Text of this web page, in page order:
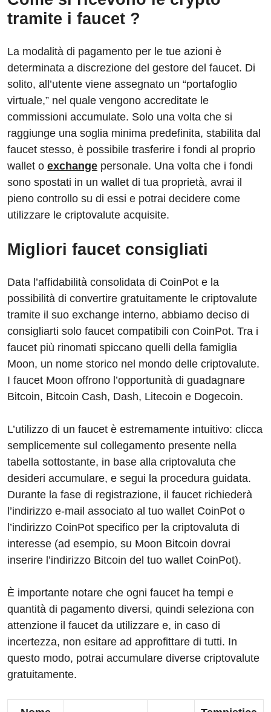
tramite i faucet ?
La modalità di pagamento per le tue azioni è
determinata a discrezione del gestore del faucet. Di
solito, all’utente viene assegnato un “portafoglio
virtuale,” nel quale vengono accreditate le
commissioni accumulate. Solo una volta che si
raggiunge una soglia minima predefinita, stabilita dal
faucet stesso, è possibile trasferire i fondi al proprio
wallet o exchange personale. Una volta che i fondi
sono spostati in un wallet di tua proprietà, avrai il
pieno controllo su di essi e potrai decidere come
utilizzare le criptovalute acquisite.
Migliori faucet consigliati
Data l’affidabilità consolidata di CoinPot e la
possibilità di convertire gratuitamente le criptovalute
tramite il suo exchange interno, abbiamo deciso di
consigliarti solo faucet compatibili con CoinPot. Tra i
faucet più rinomati spiccano quelli della famiglia
Moon, un nome storico nel mondo delle criptovalute.
I faucet Moon offrono l’opportunità di guadagnare
Bitcoin, Bitcoin Cash, Dash, Litecoin e Dogecoin.
L’utilizzo di un faucet è estremamente intuitivo: clicca
semplicemente sul collegamento presente nella
tabella sottostante, in base alla criptovaluta che
desideri accumulare, e segui la procedura guidata.
Durante la fase di registrazione, il faucet richiederà
l’indirizzo e-mail associato al tuo wallet CoinPot o
l’indirizzo CoinPot specifico per la criptovaluta di
interesse (ad esempio, su Moon Bitcoin dovrai
inserire l’indirizzo Bitcoin del tuo wallet CoinPot).
È importante notare che ogni faucet ha tempi e
quantità di pagamento diversi, quindi seleziona con
attenzione il faucet da utilizzare e, in caso di
incertezza, non esitare ad approfittare di tutti. In
questo modo, potrai accumulare diverse criptovalute
gratuitamente.